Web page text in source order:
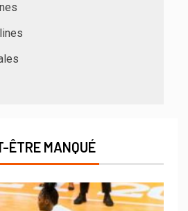
ÊTRE MANQUÉ